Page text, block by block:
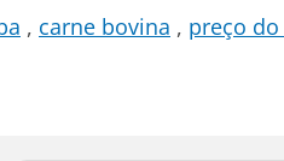
carne bovina preço